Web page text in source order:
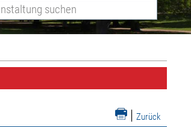
| Zurück